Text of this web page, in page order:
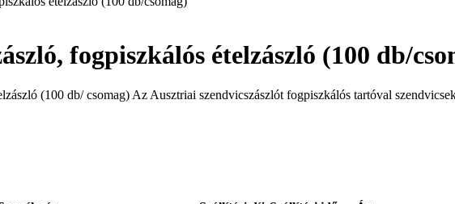
fogpiszkálós ételzászló (100 db/
(100 db/ csomag) Az Ausztriai szendvicszászlót fogpiszkálós tartóval